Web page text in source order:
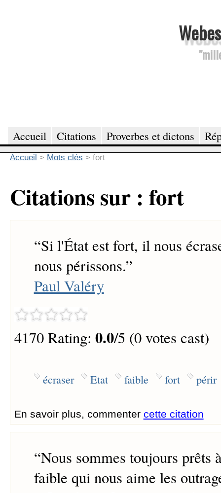
Accueil Citations Proverbes et dictons
Accueil > Mots clés > fort
Citations sur : fort
“Si l'État est fort, il nous
nous périssons.”
Paul Valéry
4170 Rating: 0.0/5 (0 votes cast)
écraser Etat faible fort périr
En savoir plus, commenter cette citation
“Nous sommes toujours prêts
faible qui nous aime les